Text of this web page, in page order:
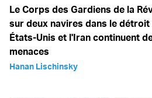
Le Corps des Gardiens de la
sur deux navires dans le
États-Unis et l'Iran continuent
menaces
Hanan Lischinsky